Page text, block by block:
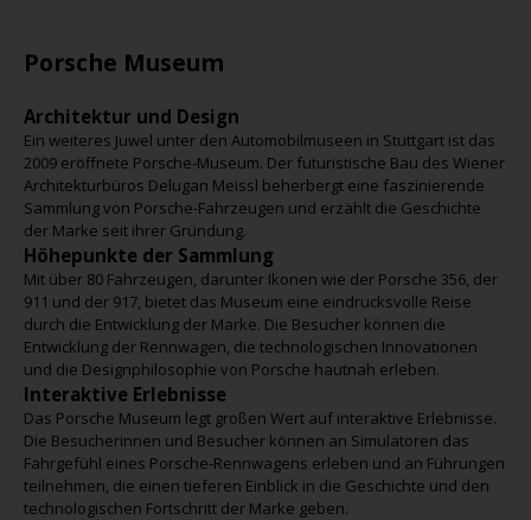
Porsche Museum
Architektur und Design
Ein weiteres Juwel unter den Automobilmuseen in Stuttgart ist das
2009 eröffnete Porsche-Museum. Der futuristische Bau des Wiener
Architekturbüros Delugan Meissl beherbergt eine faszinierende
Sammlung von Porsche-Fahrzeugen und erzählt die Geschichte
der Marke seit ihrer Gründung.
Höhepunkte der Sammlung
Mit über 80 Fahrzeugen, darunter Ikonen wie der Porsche 356, der
911 und der 917, bietet das Museum eine eindrucksvolle Reise
durch die Entwicklung der Marke. Die Besucher können die
Entwicklung der Rennwagen, die technologischen Innovationen
und die Designphilosophie von Porsche hautnah erleben.
Interaktive Erlebnisse
Das Porsche Museum legt großen Wert auf interaktive Erlebnisse.
Die Besucherinnen und Besucher können an Simulatoren das
Fahrgefühl eines Porsche-Rennwagens erleben und an Führungen
teilnehmen, die einen tieferen Einblick in die Geschichte und den
technologischen Fortschritt der Marke geben.